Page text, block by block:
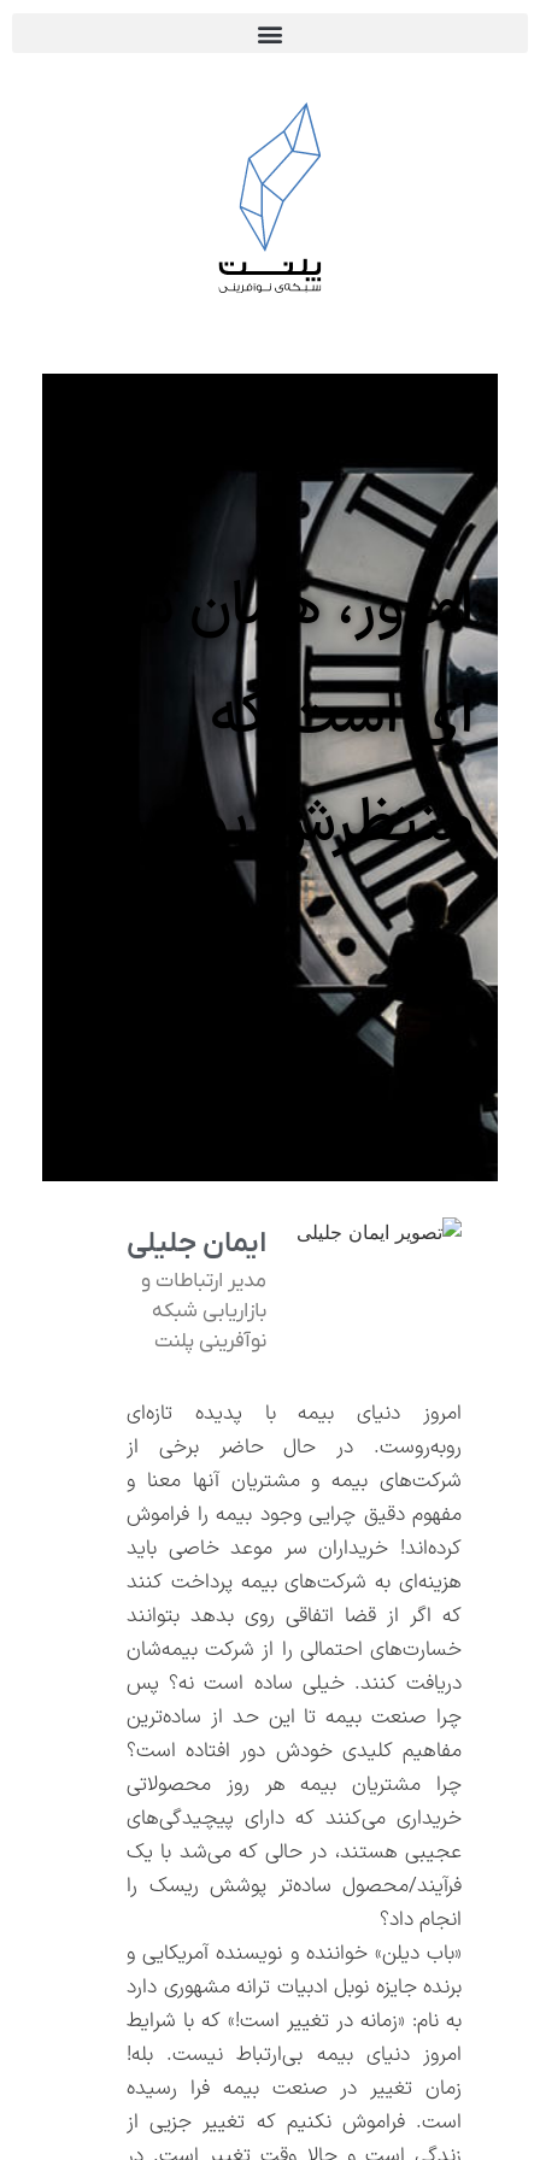
امروز، همان شنبه
‏ای است که
منتظرش بودید!
ایمان جلیلی
مدیر ارتباطات و
بازاریابی شبکه
نوآفرینی پلنت
امروز دنیای بیمه با پدیده تازه‌ای
رو‌به‌روست. در حال حاضر برخی از
شرکت‌های بیمه و مشتریان آنها معنا و
مفهوم دقیق چرایی وجود بیمه را فراموش
کرده‌اند! خریداران سر موعد خاصی باید
هزینه‌ای به شرکت‌های بیمه پرداخت کنند
که اگر از قضا اتفاقی روی بدهد بتوانند
خسارت‌های احتمالی را از شرکت بیمه‌شان
دریافت کنند. خیلی ساده است نه؟ پس
چرا صنعت بیمه تا این حد از ساده‌ترین
مفاهیم کلیدی خودش دور افتاده است؟
چرا مشتریان بیمه هر روز محصولاتی
خریداری می‌کنند که دارای پیچیدگی‌های
عجیبی هستند، در حالی که می‌شد با یک
فرآیند/محصول ساده‌تر پوشش ریسک را
انجام داد؟
«باب دیلن» خواننده و نویسنده آمریکایی و
برنده جایزه نوبل ادبیات ترانه مشهوری دارد
به نام: «زمانه در تغییر است!» که با شرایط
امروز دنیای بیمه بی‌ارتباط نیست. بله!
زمان تغییر در صنعت بیمه فرا رسیده
است. فراموش نکنیم که تغییر جزیی از